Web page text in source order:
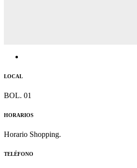
LOCAL
BOL. 01
HORARIOS
Horario Shopping.
TELÉFONO